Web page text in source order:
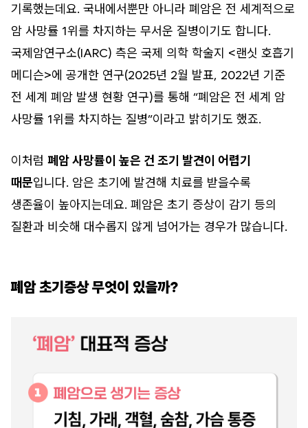
기록했는데요. 국내에서뿐만 아니라 폐암은 전 세계적으로
암 사망률 1위를 차지하는 무서운 질병이기도 합니다.
국제암연구소(IARC) 측은 국제 의학 학술지 <랜싯 호흡기
메디슨>에 공개한 연구(2025년 2월 발표, 2022년 기준
전 세계 폐암 발생 현황 연구)를 통해 “폐암은 전 세계 암
사망률 1위를 차지하는 질병”이라고 밝히기도 했죠.
이처럼 폐암 사망률이 높은 건 조기 발견이 어렵기
때문입니다. 암은 초기에 발견해 치료를 받을수록
생존율이 높아지는데요. 폐암은 초기 증상이 감기 등의
질환과 비슷해 대수롭지 않게 넘어가는 경우가 많습니다.
폐암 초기증상 무엇이 있을까?